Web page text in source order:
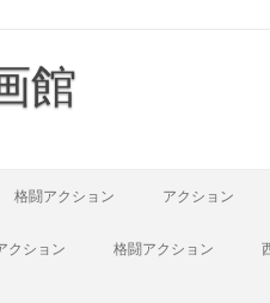
館
格闘アクション アクション
クション 格闘アクション